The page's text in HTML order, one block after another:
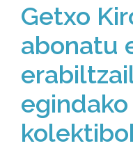
Getxo
abonatu